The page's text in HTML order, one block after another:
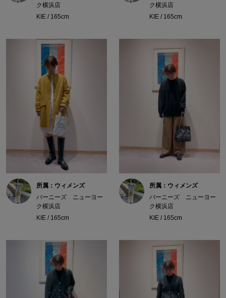
ク横浜店
KIE / 165cm
ク横浜店
KIE / 165cm
所属：ウィメンズ
バーニーズ ニューヨー
ク横浜店
KIE / 165cm
所属：ウィメンズ
バーニーズ ニューヨー
ク横浜店
KIE / 165cm